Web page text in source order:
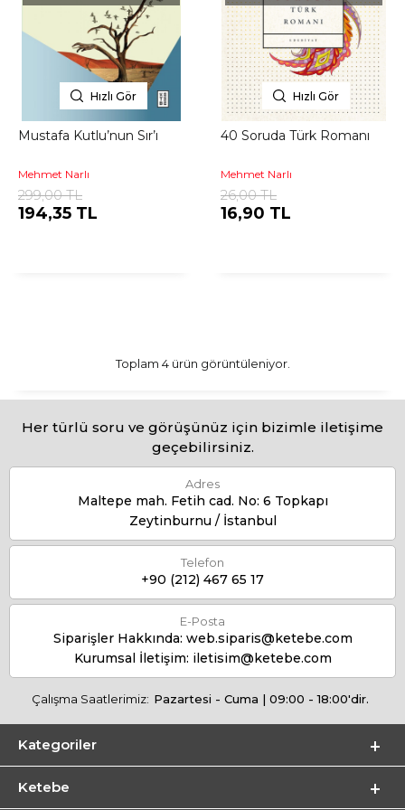
Hızlı Gör
Mustafa Kutlu’nun Sır’ı
Mehmet Narlı
299,00 TL
194,35 TL
Hızlı Gör
40 Soruda Türk Romanı
Mehmet Narlı
26,00 TL
16,90 TL
Toplam 4 ürün görüntüleniyor.
Her türlü soru ve görüşünüz için bizimle iletişime
geçebilirsiniz.
Adres
Maltepe mah. Fetih cad. No: 6 Topkapı
Zeytinburnu / İstanbul
Telefon
+90 (212) 467 65 17
E-Posta
Siparişler Hakkında: web.siparis@ketebe.com
Kurumsal İletişim: iletisim@ketebe.com
Çalışma Saatlerimiz: Pazartesi - Cuma | 09:00 - 18:00'dir.
Kategoriler
Ketebe